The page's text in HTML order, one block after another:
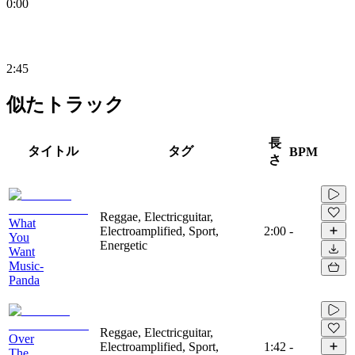
0:00
2:45
似たトラック
タイトル タグ
長
さ
BPM
What
You
Want
Music-
Panda
Reggae, Electricguitar,
Electroamplified, Sport,
Energetic
2:00 -
Over
Reggae, Electricguitar,
Electroamplified, Sport,
1:42 -